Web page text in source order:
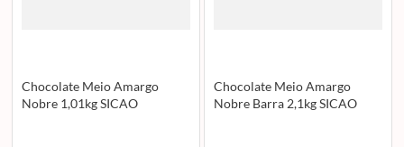
Chocolate Meio Amargo
Nobre 1,01kg SICAO
Chocolate Meio Amargo
Nobre Barra 2,1kg SICAO